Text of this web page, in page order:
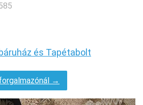
és Tapétabolt
→